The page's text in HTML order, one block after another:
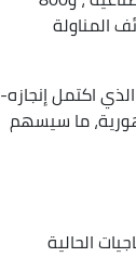
المناولة
اكتمل إنجازه-
رئيس الجمهورية، ما سيسهم
الحالية